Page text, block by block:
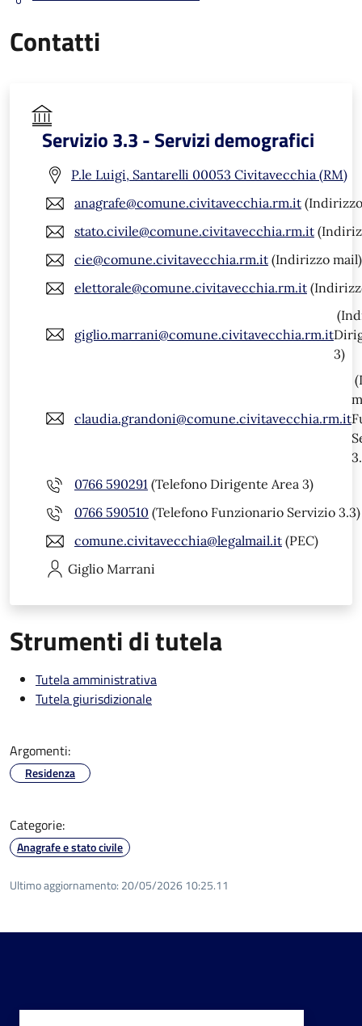
Contatti
Servizio 3.3 - Servizi demografici
P.le Luigi, Santarelli 00053 Civitavecchia (RM)
anagrafe@comune.civitavecchia.rm.it
stato.civile@comune.civitavecchia.rm.it
cie@comune.civitavecchia.rm.it (Indirizzo mail)
elettorale@comune.civitavecchia.rm.it
giglio.marrani@comune.civitavecchia.rm.it
3)
claudia.grandoni@comune.civitavecchia.rm.it
0766 590291 (Telefono Dirigente Area 3)
0766 590510 (Telefono Funzionario Servizio 3.3)
comune.civitavecchia@legalmail.it (PEC)
Giglio Marrani
Strumenti di tutela
Tutela amministrativa
Tutela giurisdizionale
Argomenti:
Residenza
Categorie:
Anagrafe e stato civile
Ultimo aggiornamento: 20/05/2026 10:25.11